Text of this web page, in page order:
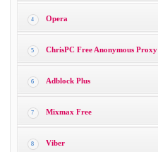
4 Opera
5 ChrisPC Free Anonymous Proxy
6 Adblock Plus
7 Mixmax Free
8 Viber